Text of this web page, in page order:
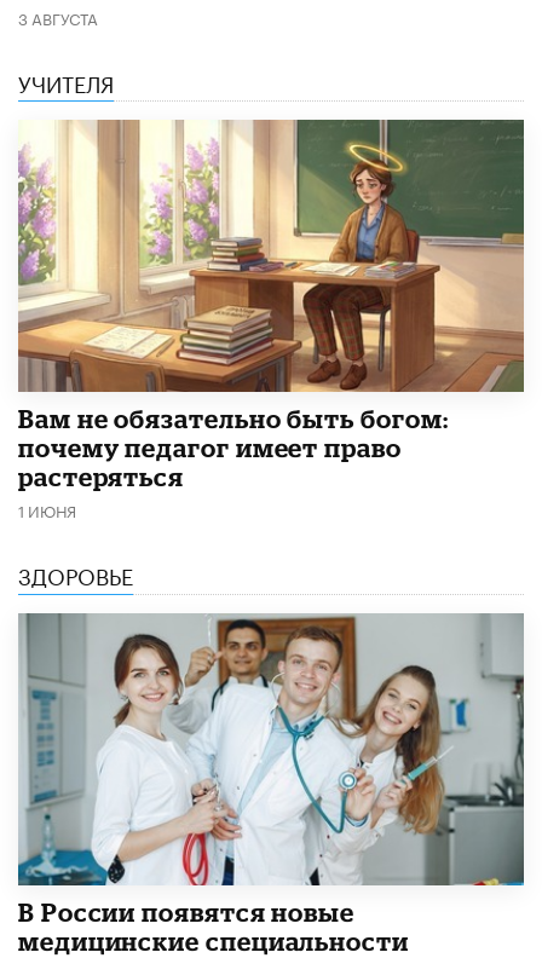
3 АВГУСТА
УЧИТЕЛЯ
​Вам не обязательно быть богом:
почему педагог имеет право
растеряться
1 ИЮНЯ
ЗДОРОВЬЕ
В России появятся новые
медицинские специальности